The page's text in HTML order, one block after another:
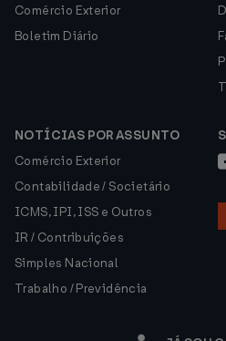
Comércio Exterior
Boletim Diário
NOTÍCIAS POR ASSUNTO
Comércio Exterior
Contabilidade / Societário
ICMS, IPI, ISS e Outros
IR / Contribuições
Simples Nacional
Trabalho / Previdência